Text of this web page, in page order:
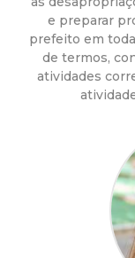
n
i
e preparar
prefeito em
de termos,
atividades